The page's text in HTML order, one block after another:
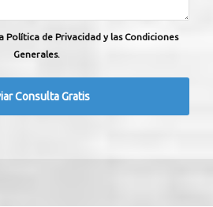
Política de Privacidad y las Condiciones
Generales.